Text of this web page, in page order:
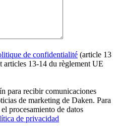
de confidentialité (article 13
articles 13-14 du règlement UE
para recibir comunicaciones
de marketing de Daken. Para
procesamiento de datos
de privacidad